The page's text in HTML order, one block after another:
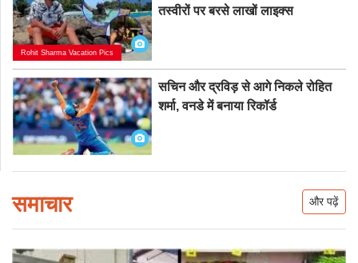
Rohit Sharma Vacation Pics
तस्वीरों पर बरसे लाखों लाइक्स
सचिन और द्रविड़ से आगे निकले रोहित
शर्मा, वनडे में बनाया रिकॉर्ड
समाचार और पढ़ें